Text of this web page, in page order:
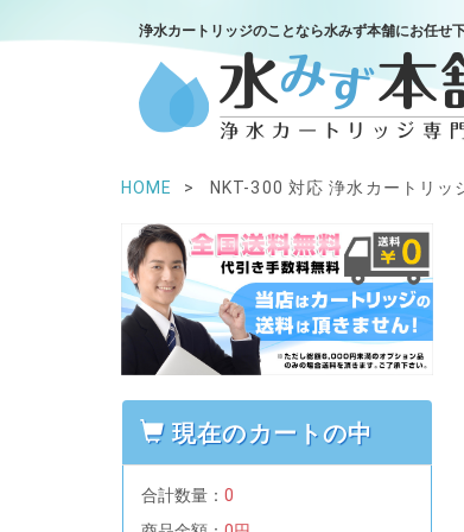
浄水カートリッジのことなら水みず本舗にお任せ
HOME NKT-300 対応 浄水カートリッ
現在のカートの中
合計数量： 0